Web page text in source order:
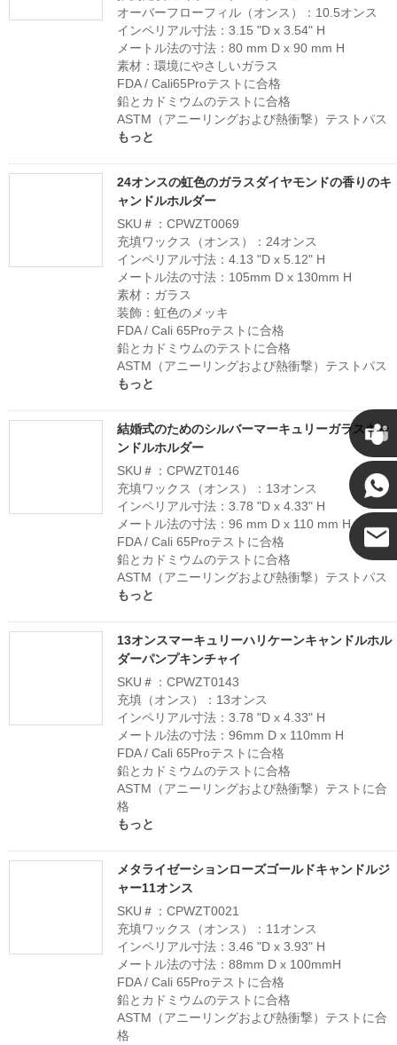
オーバーフローフィル（オンス）：10.5オンス
インペリアル寸法：3.15 "D x 3.54" H
メートル法の寸法：80 mm D x 90 mm H
素材：環境にやさしいガラス
FDA / Cali65Proテストに合格
鉛とカドミウムのテストに合格
ASTM（アニーリングおよび熱衝撃）テストパス
もっと
24オンスの虹色のガラスダイヤモンドの香りのキ
ャンドルホルダー
SKU＃：CPWZT0069
充填ワックス（オンス）：24オンス
インペリアル寸法：4.13 "D x 5.12" H
メートル法の寸法：105mm D x 130mm H
素材：ガラス
装飾：虹色のメッキ
FDA / Cali 65Proテストに合格
鉛とカドミウムのテストに合格
ASTM（アニーリングおよび熱衝撃）テストパス
もっと
結婚式のためのシルバーマーキュリーガラスキャ
ンドルホルダー
SKU＃：CPWZT0146
充填ワックス（オンス）：13オンス
インペリアル寸法：3.78 "D x 4.33" H
メートル法の寸法：96 mm D x 110 mm H
FDA / Cali 65Proテストに合格
鉛とカドミウムのテストに合格
ASTM（アニーリングおよび熱衝撃）テストパス
もっと
13オンスマーキュリーハリケーンキャンドルホル
ダーパンプキンチャイ
SKU＃：CPWZT0143
充填（オンス）：13オンス
インペリアル寸法：3.78 "D x 4.33" H
メートル法の寸法：96mm D x 110mm H
FDA / Cali 65Proテストに合格
鉛とカドミウムのテストに合格
ASTM（アニーリングおよび熱衝撃）テストに合
格
もっと
メタライゼーションローズゴールドキャンドルジ
ャー11オンス
SKU＃：CPWZT0021
充填ワックス（オンス）：11オンス
インペリアル寸法：3.46 "D x 3.93" H
メートル法の寸法：88mm D x 100mmH
FDA / Cali 65Proテストに合格
鉛とカドミウムのテストに合格
ASTM（アニーリングおよび熱衝撃）テストに合
格